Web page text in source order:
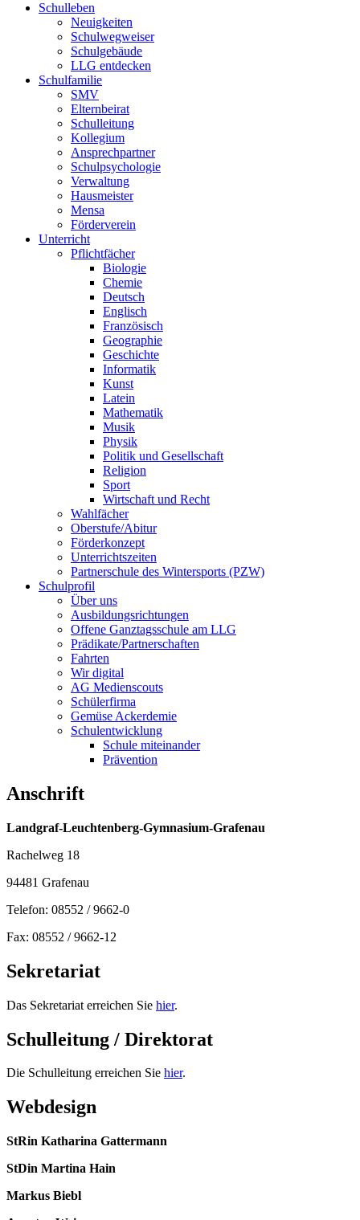
Schulleben
Neuigkeiten
Schulwegweiser
Schulgebäude
LLG entdecken
Schulfamilie
SMV
Elternbeirat
Schulleitung
Kollegium
Ansprechpartner
Schulpsychologie
Verwaltung
Hausmeister
Mensa
Förderverein
Unterricht
Pflichtfächer
Biologie
Chemie
Deutsch
Englisch
Französisch
Geographie
Geschichte
Informatik
Kunst
Latein
Mathematik
Musik
Physik
Politik und Gesellschaft
Religion
Sport
Wirtschaft und Recht
Wahlfächer
Oberstufe/Abitur
Förderkonzept
Unterrichtszeiten
Partnerschule des Wintersports (PZW)
Schulprofil
Über uns
Ausbildungsrichtungen
Offene Ganztagsschule am LLG
Prädikate/Partnerschaften
Fahrten
Wir digital
AG Medienscouts
Schülerfirma
Gemüse Ackerdemie
Schulentwicklung
Schule miteinander
Prävention
Anschrift
Landgraf-Leuchtenberg-Gymnasium-Grafenau
Rachelweg 18
94481 Grafenau
Telefon: 08552 / 9662-0
Fax: 08552 / 9662-12
Sekretariat
Das Sekretariat erreichen Sie hier.
Schulleitung / Direktorat
Die Schulleitung erreichen Sie hier.
Webdesign
StRin Katharina Gattermann
StDin Martina Hain
Markus Biebl